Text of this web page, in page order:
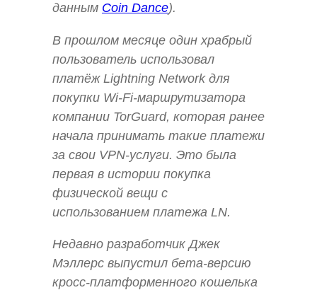
данным Coin Dance).
В прошлом месяце один храбрый
пользователь использовал
платёж Lightning Network для
покупки Wi-Fi-маршрутизатора
компании TorGuard, которая ранее
начала принимать такие платежи
за свои VPN-услуги. Это была
первая в истории покупка
физической вещи с
использованием платежа LN.
Недавно разработчик Джек
Мэллерс выпустил бета-версию
кросс-платформенного кошелька